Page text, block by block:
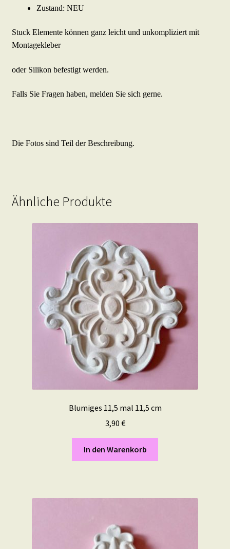
Zustand: NEU
Stuck Elemente können ganz leicht und unkompliziert mit
Montagekleber
oder Silikon befestigt werden.
Falls Sie Fragen haben, melden Sie sich gerne.
Die Fotos sind Teil der Beschreibung.
Ähnliche Produkte
Blumiges 11,5 mal 11,5 cm
3,90 €
In den Warenkorb